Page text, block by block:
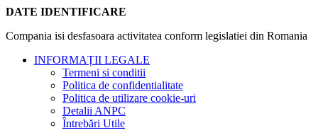
DATE IDENTIFICARE
Compania isi desfasoara activitatea conform legislatiei din Romania
INFORMAȚII LEGALE
Termeni si conditii
Politica de confidentialitate
Politica de utilizare cookie-uri
Detalii ANPC
Întrebări Utile